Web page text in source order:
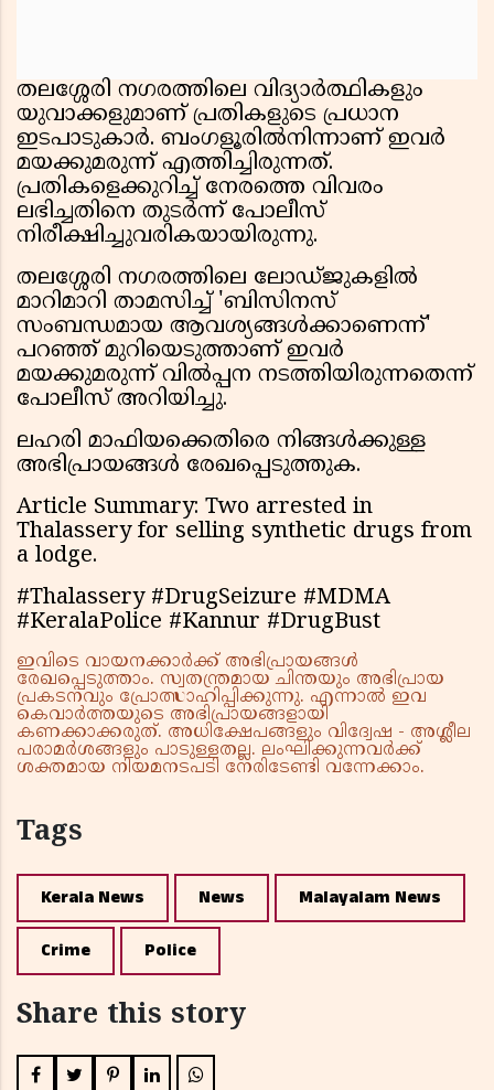
തലശ്ശേരി നഗരത്തിലെ വിദ്യാർത്ഥികളും
യുവാക്കളുമാണ് പ്രതികളുടെ പ്രധാന
ഇടപാടുകാർ. ബംഗളൂരിൽനിന്നാണ് ഇവർ
മയക്കുമരുന്ന് എത്തിച്ചിരുന്നത്.
പ്രതികളെക്കുറിച്ച് നേരത്തെ വിവരം
ലഭിച്ചതിനെ തുടർന്ന് പോലീസ്
നിരീക്ഷിച്ചുവരികയായിരുന്നു.
തലശ്ശേരി നഗരത്തിലെ ലോഡ്ജുകളിൽ
മാറിമാറി താമസിച്ച് 'ബിസിനസ്
സംബന്ധമായ ആവശ്യങ്ങൾക്കാണെന്ന്'
പറഞ്ഞ് മുറിയെടുത്താണ് ഇവർ
മയക്കുമരുന്ന് വിൽപ്പന നടത്തിയിരുന്നതെന്ന്
പോലീസ് അറിയിച്ചു.
ലഹരി മാഫിയക്കെതിരെ നിങ്ങൾക്കുള്ള
അഭിപ്രായങ്ങൾ രേഖപ്പെടുത്തുക.
Article Summary: Two arrested in
Thalassery for selling synthetic drugs from
a lodge.
#Thalassery #DrugSeizure #MDMA
#KeralaPolice #Kannur #DrugBust
ഇവിടെ വായനക്കാർക്ക് അഭിപ്രായങ്ങൾ
രേഖപ്പെടുത്താം. സ്വതന്ത്രമായ ചിന്തയും അഭിപ്രായ
പ്രകടനവും പ്രോത്സാഹിപ്പിക്കുന്നു. എന്നാൽ ഇവ
കെവാർത്തയുടെ അഭിപ്രായങ്ങളായി
കണക്കാക്കരുത്. അധിക്ഷേപങ്ങളും വിദ്വേഷ - അശ്ലീല
പരാമർശങ്ങളും പാടുള്ളതല്ല. ലംഘിക്കുന്നവർക്ക്
ശക്തമായ നിയമനടപടി നേരിടേണ്ടി വന്നേക്കാം.
Tags
Kerala News News Malayalam News
Crime Police
Share this story